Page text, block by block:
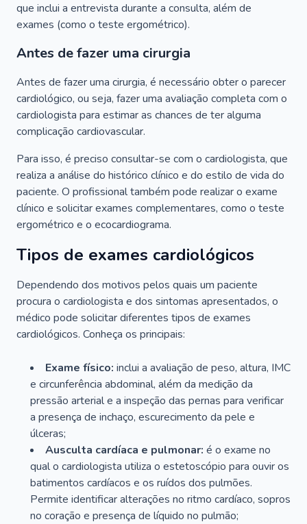
que inclui a entrevista durante a consulta, além de
exames (como o teste ergométrico).
Antes de fazer uma cirurgia
Antes de fazer uma cirurgia, é necessário obter o parecer
cardiológico, ou seja, fazer uma avaliação completa com o
cardiologista para estimar as chances de ter alguma
complicação cardiovascular.
Para isso, é preciso consultar-se com o cardiologista, que
realiza a análise do histórico clínico e do estilo de vida do
paciente. O profissional também pode realizar o exame
clínico e solicitar exames complementares, como o teste
ergométrico e o ecocardiograma.
Tipos de exames cardiológicos
Dependendo dos motivos pelos quais um paciente
procura o cardiologista e dos sintomas apresentados, o
médico pode solicitar diferentes tipos de exames
cardiológicos. Conheça os principais:
Exame físico: inclui a avaliação de peso, altura, IMC
e circunferência abdominal, além da medição da
pressão arterial e a inspeção das pernas para verificar
a presença de inchaço, escurecimento da pele e
úlceras;
Ausculta cardíaca e pulmonar: é o exame no
qual o cardiologista utiliza o estetoscópio para ouvir os
batimentos cardíacos e os ruídos dos pulmões.
Permite identificar alterações no ritmo cardíaco, sopros
no coração e presença de líquido no pulmão;